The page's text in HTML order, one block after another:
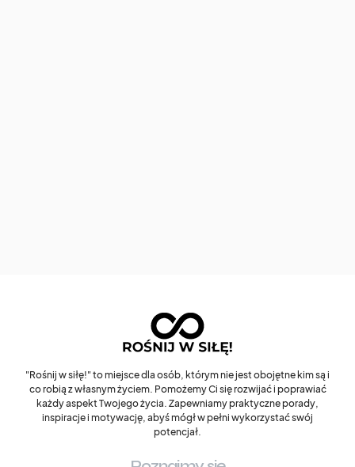
"Rośnij w siłę!" to miejsce dla osób, którym nie jest obojętne kim są i
co robią z własnym życiem. Pomożemy Ci się rozwijać i poprawiać
każdy aspekt Twojego życia. Zapewniamy praktyczne porady,
inspiracje i motywację, abyś mógł w pełni wykorzystać swój
potencjał.